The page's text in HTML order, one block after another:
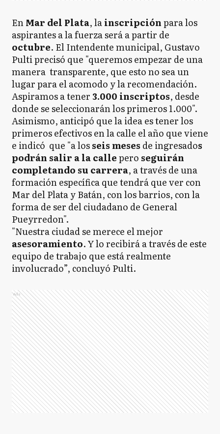
EnMar del Plata, lainscripciónpara los
aspirantes a la fuerza será a partir de
octubre. El Intendente municipal, Gustavo
Pulti precisó que "queremos empezar de una
manera transparente, que esto no sea un
lugar para el acomodo y la recomendación.
Aspiramos a tener3.000 inscriptos, desde
donde se seleccionarán los primeros 1.000".
Asimismo, anticipó que la idea es tener los
primeros efectivos en la calle el año que viene
e indicó que "a losseis meses de ingresados
podrán salir a la callepero seguirán
completando su carrera, a través de una
formación específica que tendrá que ver con
Mar del Plata y Batán, con los barrios, con la
forma de ser del ciudadano de General
Pueyrredon".
"Nuestra ciudad se merece el mejor
asesoramiento. Y lo recibirá a través de este
equipo de trabajo que está realmente
involucrado”, concluyó Pulti.
Ads